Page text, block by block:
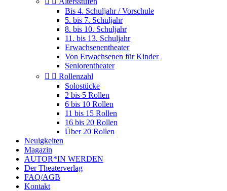
Bis 4. Schuljahr / Vorschule
5. bis 7. Schuljahr
8. bis 10. Schuljahr
11. bis 13. Schuljahr
Erwachsenentheater
Von Erwachsenen für Kinder
Seniorentheater
  Rollenzahl
Solostücke
2 bis 5 Rollen
6 bis 10 Rollen
11 bis 15 Rollen
16 bis 20 Rollen
Über 20 Rollen
Neuigkeiten
Magazin
AUTOR*IN WERDEN
Der Theaterverlag
FAQ/AGB
Kontakt